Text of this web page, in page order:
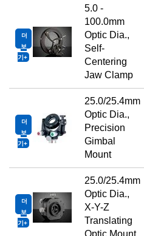
더
보
기
5.0 -
100.0mm
Optic Dia.,
Self-
Centering
Jaw Clamp
더
보
기
25.0/25.4mm
Optic Dia.,
Precision
Gimbal
Mount
더
보
기
25.0/25.4mm
Optic Dia.,
X-Y-Z
Translating